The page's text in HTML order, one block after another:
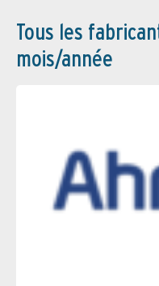
Tous les
mois/année